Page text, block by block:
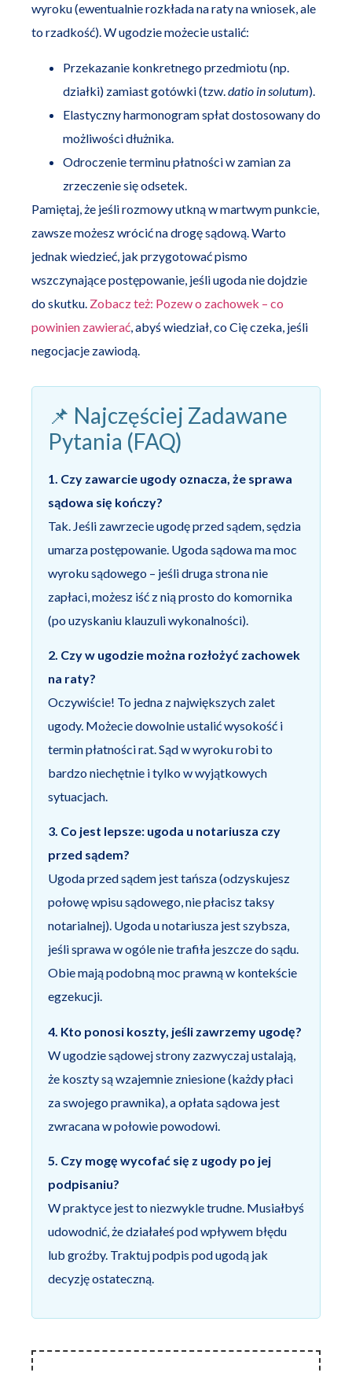
wyroku (ewentualnie rozkłada na raty na wniosek, ale
to rzadkość). W ugodzie możecie ustalić:
Przekazanie konkretnego przedmiotu (np.
działki) zamiast gotówki (tzw. datio in solutum).
Elastyczny harmonogram spłat dostosowany do
możliwości dłużnika.
Odroczenie terminu płatności w zamian za
zrzeczenie się odsetek.
Pamiętaj, że jeśli rozmowy utkną w martwym punkcie,
zawsze możesz wrócić na drogę sądową. Warto
jednak wiedzieć, jak przygotować pismo
wszczynające postępowanie, jeśli ugoda nie dojdzie
do skutku. Zobacz też: Pozew o zachowek – co
powinien zawierać , abyś wiedział, co Cię czeka, jeśli
negocjacje zawiodą.
📌 Najczęściej Zadawane
Pytania (FAQ)
1. Czy zawarcie ugody oznacza, że sprawa
sądowa się kończy?
Tak. Jeśli zawrzecie ugodę przed sądem, sędzia
umarza postępowanie. Ugoda sądowa ma moc
wyroku sądowego – jeśli druga strona nie
zapłaci, możesz iść z nią prosto do komornika
(po uzyskaniu klauzuli wykonalności).
2. Czy w ugodzie można rozłożyć zachowek
na raty?
Oczywiście! To jedna z największych zalet
ugody. Możecie dowolnie ustalić wysokość i
termin płatności rat. Sąd w wyroku robi to
bardzo niechętnie i tylko w wyjątkowych
sytuacjach.
3. Co jest lepsze: ugoda u notariusza czy
przed sądem?
Ugoda przed sądem jest tańsza (odzyskujesz
połowę wpisu sądowego, nie płacisz taksy
notarialnej). Ugoda u notariusza jest szybsza,
jeśli sprawa w ogóle nie trafiła jeszcze do sądu.
Obie mają podobną moc prawną w kontekście
egzekucji.
4. Kto ponosi koszty, jeśli zawrzemy ugodę?
W ugodzie sądowej strony zazwyczaj ustalają,
że koszty są wzajemnie zniesione (każdy płaci
za swojego prawnika), a opłata sądowa jest
zwracana w połowie powodowi.
5. Czy mogę wycofać się z ugody po jej
podpisaniu?
W praktyce jest to niezwykle trudne. Musiałbyś
udowodnić, że działałeś pod wpływem błędu
lub groźby. Traktuj podpis pod ugodą jak
decyzję ostateczną.